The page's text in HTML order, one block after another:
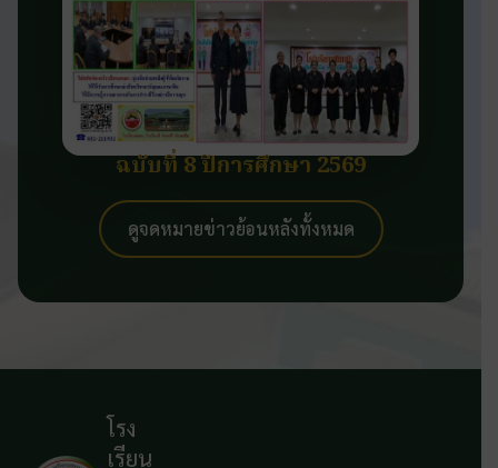
ฉบับที่ 8 ปีการศึกษา 2569
ดูจดหมายข่าวย้อนหลังทั้งหมด
โรง
เรียน